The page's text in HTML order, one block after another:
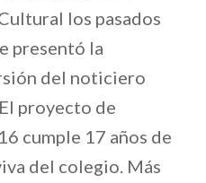
los pasados
presentó la
del noticiero
proyecto de
cumple 17 años de
del colegio. Más